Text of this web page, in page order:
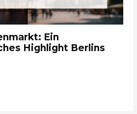
Ein
Highlight Berlins